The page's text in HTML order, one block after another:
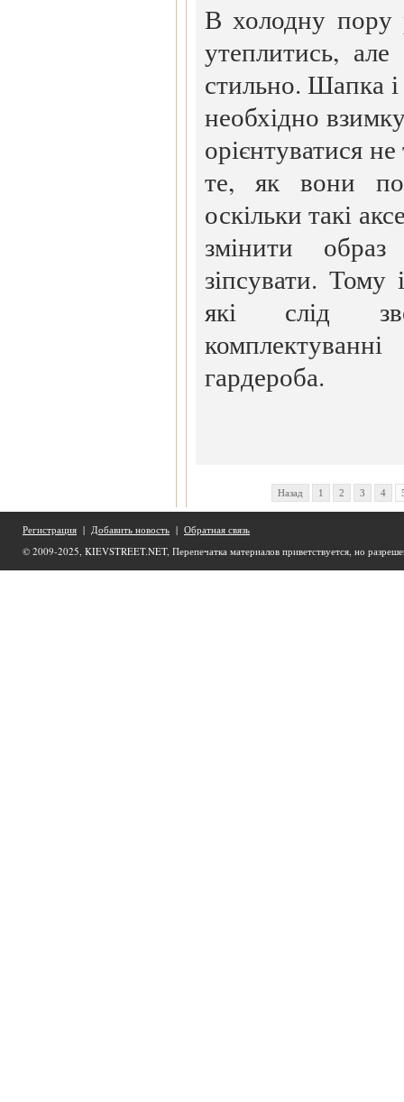
В холодну пору
утеплитись,
стильно. Шапка
необхідно
орієнтуватися
те, як вони
оскільки такі
змінити
зіпсувати. Тому
які слід
гардероба.
Назад 1 2 3 4
Регистрация | Добавить новость | Обратная связь
© 2009-2025, KIEVSTREET.NET, Перепечатка материалов приветствуется, но